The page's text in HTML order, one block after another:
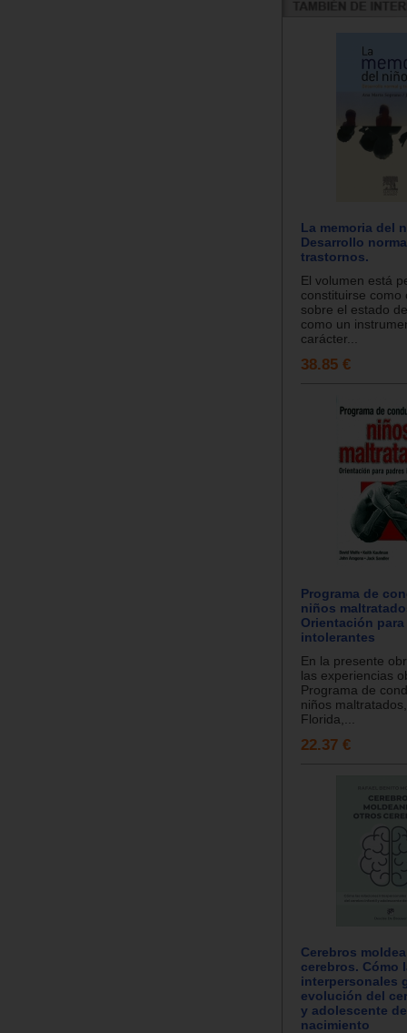
La memoria del
Desarrollo
trastornos.
El volumen está
constituirse como
sobre el estado
como un
carácter...
38.85 €
Programa de
niños
Orientación
intolerantes
En la presente
las experiencias
Programa de
niños
Florida,...
22.37 €
Cerebros
cerebros. Cómo
interpersonales
evolución del
y adolescente
nacimiento